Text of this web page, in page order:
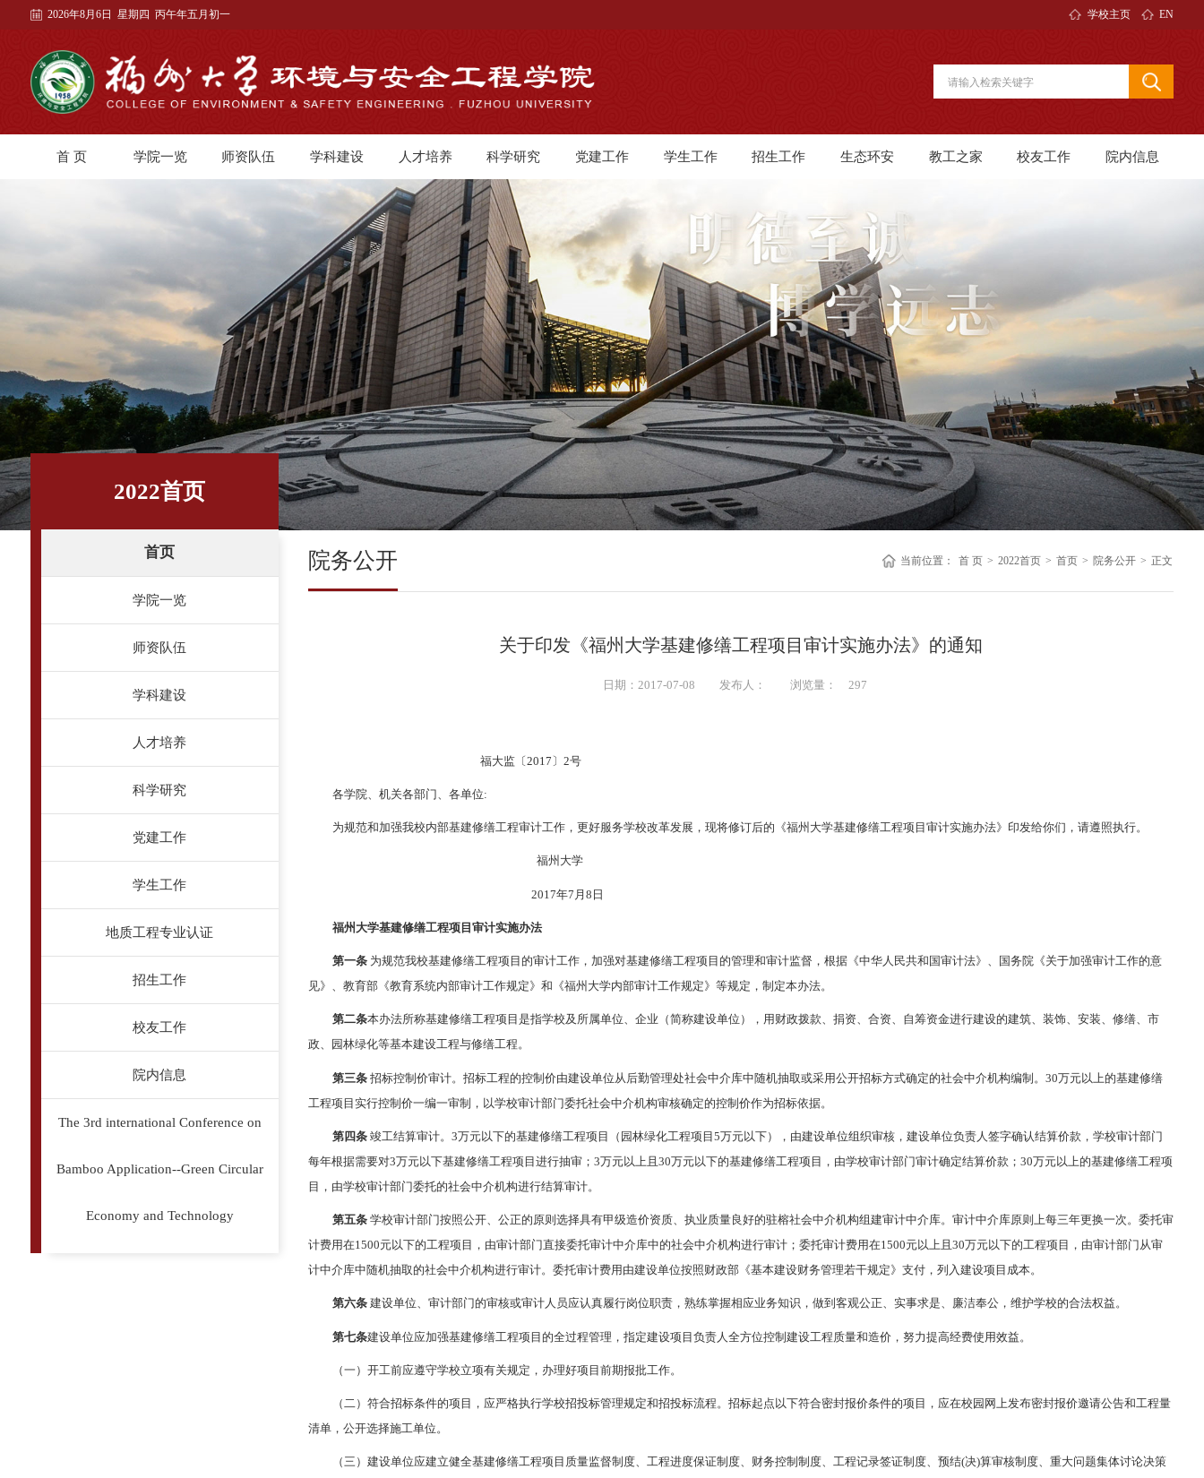
2026年8月6日 星期四 丙午年五月初一 学校主页 EN
首 页 学院一览 师资队伍 学科建设 人才培养 科学研究 党建工作 学生工作 招生工作 生态环安 教工之家 校友工作 院内信息
2022首页
首页
学院一览
师资队伍
学科建设
人才培养
科学研究
党建工作
学生工作
地质工程专业认证
招生工作
校友工作
院内信息
The 3rd international Conference on
Bamboo Application--Green Circular
Economy and Technology
院务公开 当前位置： 首 页 > 2022首页 > 首页 > 院务公开 > 正文
关于印发《福州大学基建修缮工程项目审计实施办法》的通知
日期：2017-07-08 发布人： 浏览量： 297
福大监〔2017 〕2号
各学院、机关各部门、各单位:
为规范和加强我校内部基建修缮工程审计工作，更好服务学校改革发展，现将修订后的《福州大学基建修缮工程项目审计实施办法》印发给你们，请遵照执行。
福州大学
2017年7月8日
福州大学基建修缮工程项目审计实施办法
第一条 为规范我校基建修缮工程项目的审计工作，加强对基建修缮工程项目的管理和审计监督，根据《中华人民共和国审计法》、国务院《关于加强审计工作的意
见》、教育部《教育系统内部审计工作规定》和《福州大学内部审计工作规定》等规定，制定本办法。
第二条本办法所称基建修缮工程项目是指学校及所属单位、企业（简称建设单位），用财政拨款、捐资、合资、自筹资金进行建设的建筑、装饰、安装、修缮、市
政、园林绿化等基本建设工程与修缮工程。
第三条 招标控制价审计。招标工程的控制价由建设单位从后勤管理处社会中介库中随机抽取或采用公开招标方式确定的社会中介机构编制。30万元以上的基建修缮
工程项目实行控制价一编一审制，以学校审计部门委托社会中介机构审核确定的控制价作为招标依据。
第四条 竣工结算审计。3万元以下的基建修缮工程项目（园林绿化工程项目5万元以下），由建设单位组织审核，建设单位负责人签字确认结算价款，学校审计部门
每年根据需要对3万元以下基建修缮工程项目进行抽审；3万元以上且30万元以下的基建修缮工程项目，由学校审计部门审计确定结算价款；30万元以上的基建修缮工程项
目，由学校审计部门委托的社会中介机构进行结算审计。
第五条 学校审计部门按照公开、公正的原则选择具有甲级造价资质、执业质量良好的驻榕社会中介机构组建审计中介库。审计中介库原则上每三年更换一次。委托审
计费用在1500元以下的工程项目，由审计部门直接委托审计中介库中的社会中介机构进行审计；委托审计费用在1500元以上且30万元以下的工程项目，由审计部门从审
计中介库中随机抽取的社会中介机构进行审计。委托审计费用由建设单位按照财政部《基本建设财务管理若干规定》支付，列入建设项目成本。
第六条 建设单位、审计部门的审核或审计人员应认真履行岗位职责，熟练掌握相应业务知识，做到客观公正、实事求是、廉洁奉公，维护学校的合法权益。
第七条建设单位应加强基建修缮工程项目的全过程管理，指定建设项目负责人全方位控制建设工程质量和造价，努力提高经费使用效益。
（一）开工前应遵守学校立项有关规定，办理好项目前期报批工作。
（二）符合招标条件的项目，应严格执行学校招投标管理规定和招投标流程。招标起点以下符合密封报价条件的项目，应在校园网上发布密封报价邀请公告和工程量
清单，公开选择施工单位。
（三）建设单位应建立健全基建修缮工程项目质量监督制度、工程进度保证制度、财务控制制度、工程记录签证制度、预结(决)算审核制度、重大问题集体讨论决策